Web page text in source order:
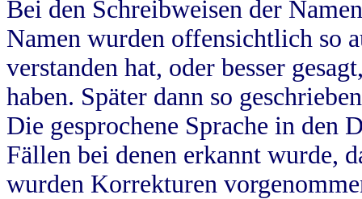
Bei den Schreibweisen der
Namen wurden offensichtlich so
verstanden hat, oder besser
haben. Später dann so
Die gesprochene Sprache in
Fällen bei denen erkannt wurde,
wurden Korrekturen